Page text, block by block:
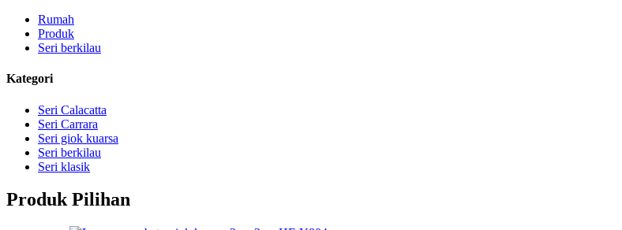
Rumah
Produk
Seri berkilau
Kategori
Seri Calacatta
Seri Carrara
Seri giok kuarsa
Seri berkilau
Seri klasik
Produk Pilihan